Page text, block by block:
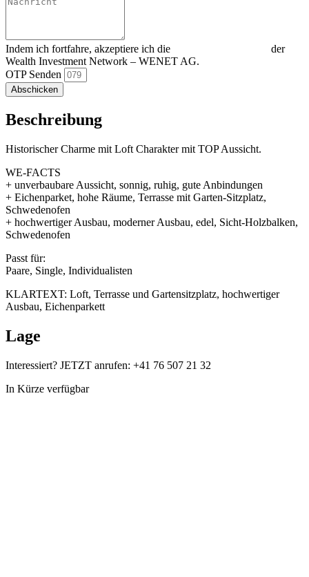
Indem ich fortfahre, akzeptiere ich die
der
Wealth Investment Network – WENET AG.
OTP Senden
Abschicken
Beschreibung
Historischer Charme mit Loft Charakter mit TOP Aussicht.
WE-FACTS
+ unverbaubare Aussicht, sonnig, ruhig, gute Anbindungen
+ Eichenparket, hohe Räume, Terrasse mit Garten-Sitzplatz,
Schwedenofen
+ hochwertiger Ausbau, moderner Ausbau, edel, Sicht-Holzbalken,
Schwedenofen
Passt für:
Paare, Single, Individualisten
KLARTEXT: Loft, Terrasse und Gartensitzplatz, hochwertiger
Ausbau, Eichenparkett
Lage
Interessiert? JETZT anrufen: +41 76 507 21 32
In Kürze verfügbar